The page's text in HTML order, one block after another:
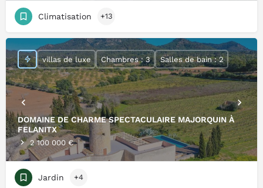
Climatisation +13
DOMAINE DE CHARME SPECTACULAIRE MAJORQUIN À
FELANITX
2 100 000 €
villas de luxe Chambres : 3 Salles de bain : 2
Jardin +4